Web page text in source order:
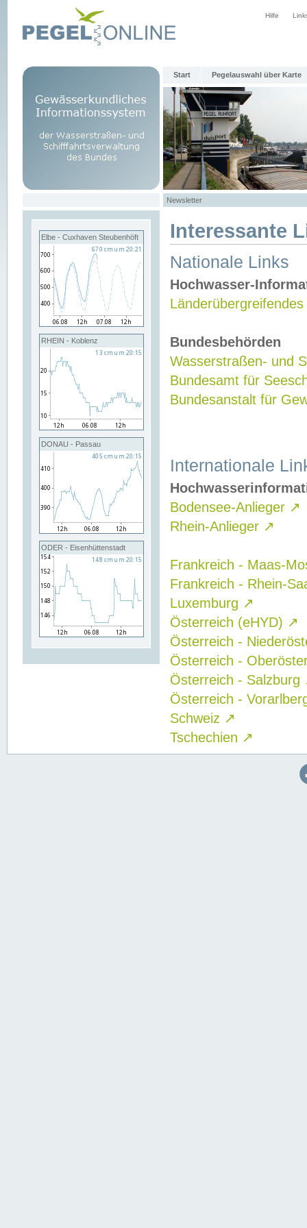
Hilfe
Start Pegelauswahl über Karte
Newsletter
Elbe - Cuxhaven Steubenhöft
RHEIN - Koblenz
DONAU - Passau
ODER - Eisenhüttenstadt
Interessante
Nationale Links
Hochwasser-
Bundesbehörden
Wasserstraßen- und
Bundesamt für
Bundesanstalt für
Internationale
Bodensee-Anlieger ↗
Rhein-Anlieger ↗
Frankreich - Maas-
Frankreich - Rhein-
Luxemburg ↗
Österreich (eHYD) ↗
Österreich -
Österreich -
Österreich - Salzburg
Österreich -
Schweiz ↗
Tschechien ↗